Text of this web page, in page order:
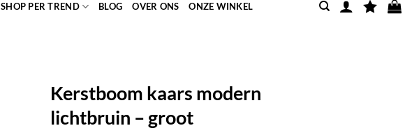
SHOP PER TREND BLOG OVER ONS ONZE WINKEL
Kerstboom kaars modern
lichtbruin – groot